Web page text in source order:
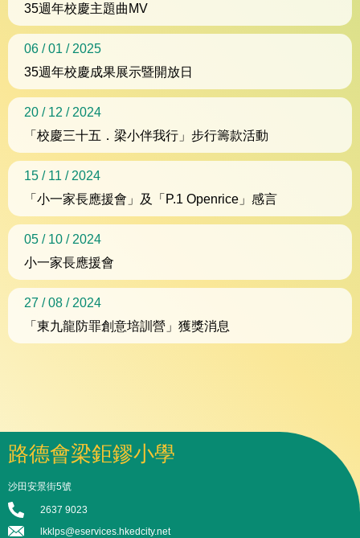
35週年校慶主題曲MV
06 / 01 / 2025
35週年校慶成果展示暨開放日
20 / 12 / 2024
「校慶三十五．梁小伴我行」步行籌款活動
15 / 11 / 2024
「小一家長應援會」及「P.1 Openrice」感言
05 / 10 / 2024
小一家長應援會
27 / 08 / 2024
「東九龍防罪創意培訓營」獲獎消息
路德會梁鉅鏐小學
沙田安景街5號
2637 9023
lkklps@eservices.hkedcity.net